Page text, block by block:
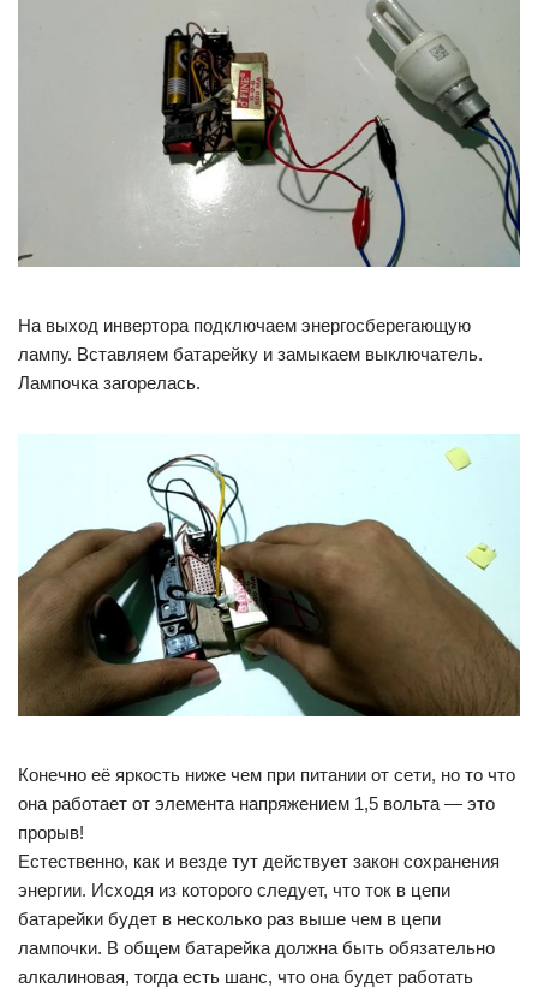
На выход инвертора подключаем энергосберегающую
лампу. Вставляем батарейку и замыкаем выключатель.
Лампочка загорелась.
Конечно её яркость ниже чем при питании от сети, но то что
она работает от элемента напряжением 1,5 вольта — это
прорыв!
Естественно, как и везде тут действует закон сохранения
энергии. Исходя из которого следует, что ток в цепи
батарейки будет в несколько раз выше чем в цепи
лампочки. В общем батарейка должна быть обязательно
алкалиновая, тогда есть шанс, что она будет работать